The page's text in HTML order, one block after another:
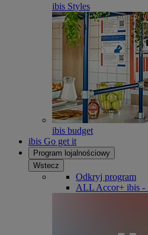
ibis Styles
ibis budget
ibis Go get it
Program lojalnościowy
Wstecz
Odkryj program
ALL Accor+ ibis -